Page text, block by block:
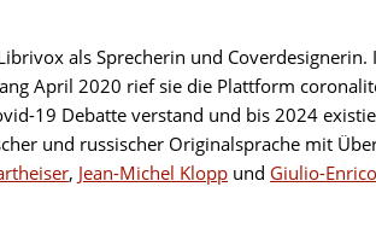
als Sprecherin und Coverdesignerin.
April 2020 rief sie die Plattform
19 Debatte verstand und bis 2024
und russischer Originalsprache mit
, Jean-Michel Klopp und Giulio-